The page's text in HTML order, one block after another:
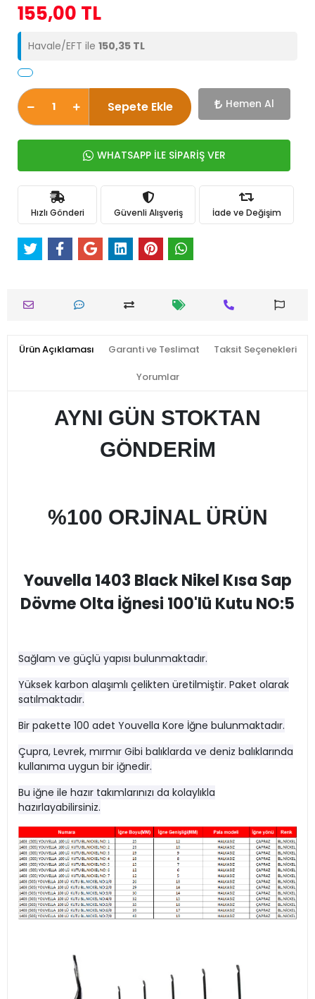
155,00 TL
Havale/EFT ile 150,35 TL
Sepete Ekle Hemen Al
WHATSAPP İLE SİPARİŞ VER
Hızlı Gönderi Güvenli Alışveriş İade ve Değişim
Ürün Açıklaması Garanti ve Teslimat Taksit Seçenekleri
Yorumlar
AYNI GÜN STOKTAN
GÖNDERİM
%100 ORJİNAL ÜRÜN
Youvella 1403 Black Nikel Kısa Sap
Dövme Olta İğnesi 100'lü Kutu NO:5
Sağlam ve güçlü yapısı bulunmaktadır.
Yüksek karbon alaşımlı çelikten üretilmiştir. Paket olarak
satılmaktadır.
Bir pakette 100 adet Youvella Kore İğne bulunmaktadır.
Çupra, Levrek, mırmır Gibi balıklarda ve deniz balıklarında
kullanıma uygun bir iğnedir.
Bu iğne ile hazır takımlarınızı da kolaylıkla
hazırlayabilirsiniz.